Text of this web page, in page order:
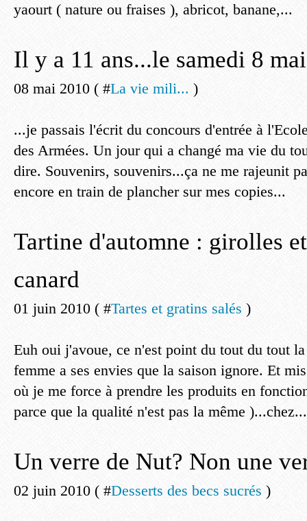
yaourt ( nature ou fraises ), abricot, banane,...
Il y a 11 ans...le samedi 8
08 mai 2010 ( #La vie mili... )
...je passais l'écrit du concours d'entrée à
des Armées. Un jour qui a changé ma vie du
dire. Souvenirs, souvenirs...ça ne me rajeunit
encore en train de plancher sur mes copies...
Tartine d'automne : girolles
canard
01 juin 2010 ( #Tartes et gratins salés )
Euh oui j'avoue, ce n'est point du tout du tout
femme a ses envies que la saison ignore. Et
où je me force à prendre les produits en
parce que la qualité n'est pas la même )...chez...
Un verre de Nut? Non une
02 juin 2010 ( #Desserts des becs sucrés )